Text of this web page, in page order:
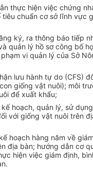
thực hiện việc chứng
chuẩn cơ sở lĩnh vực
ký, ra thông báo tiếp
quản lý hồ sơ công bố
vi quản lý của Sở
lưu hành tự do (CFS)
giống vật nuôi); môi
để xuất khẩu;
hoạch, quản lý, sử
với giống vật nuôi trên
hoạch hàng năm về
địa bàn; hướng dẫn cơ
hiện việc giám định,